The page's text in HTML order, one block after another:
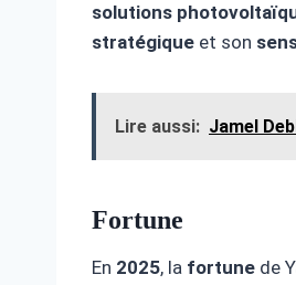
solutions
stratégique et son
Lire aussi: Jamel
Fortune
En 2025, la fortune de